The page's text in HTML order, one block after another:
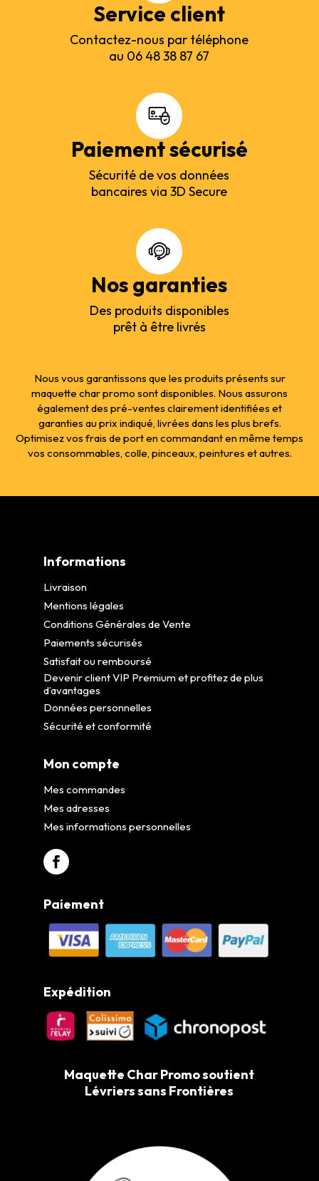
Service client
Contactez-nous par téléphone
au 06 48 38 87 67
Paiement sécurisé
Sécurité de vos données
bancaires via 3D Secure
Nos garanties
Des produits disponibles
prêt à être livrés
Nous vous garantissons que les produits présents sur
maquette char promo sont disponibles. Nous assurons
également des pré-ventes clairement identifiées et
garanties au prix indiqué, livrées dans les plus brefs.
Optimisez vos frais de port en commandant en même temps
vos consommables, colle, pinceaux, peintures et autres.
Informations
Livraison
Mentions légales
Conditions Générales de Vente
Paiements sécurisés
Satisfait ou remboursé
Devenir client VIP Premium et profitez de plus
d’avantages
Données personnelles
Sécurité et conformité
Mon compte
Mes commandes
Mes adresses
Mes informations personnelles
Paiement
Expédition
Maquette Char Promo soutient
Lévriers sans Frontières